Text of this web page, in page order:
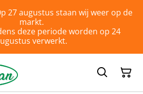
27 augustus staan wij weer op de
markt.
deze periode worden op 24
verwerkt.